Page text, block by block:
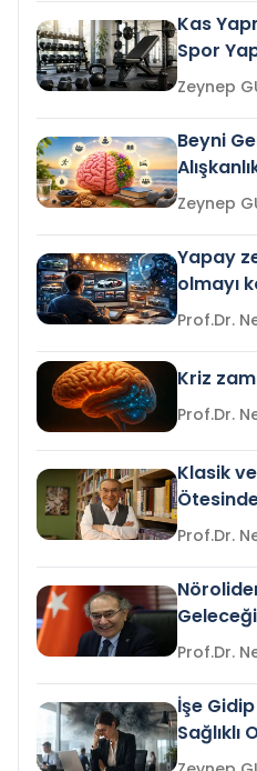
Kas
Spor
Beyni
Yapay
olmayı
Kriz
Klasik
İşe
Sağlıklı
Gelir mi?